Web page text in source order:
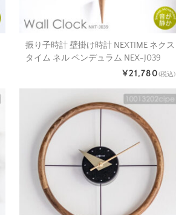
振り子時計 壁掛け時計 NEXTIME ネクス
タイム ネル ペンデュラム NEX-J039
¥21,780(税込)